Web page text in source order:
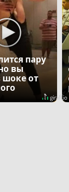
пару
вы
шоке от